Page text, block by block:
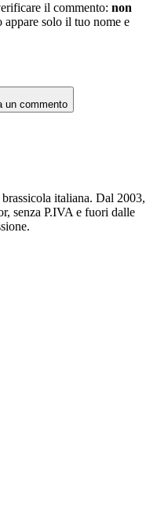
il commento: non
appare solo il tuo nome e
un commento
italiana. Dal 2003,
senza P.IVA e fuori dalle